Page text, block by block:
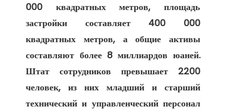
000 квадратных метров, площадь
застройки составляет 400 000
квадратных метров, а общие активы
составляют более 8 миллиардов юаней.
Штат сотрудников превышает 2200
человек, из них младший и старший
технический и управленческий персонал